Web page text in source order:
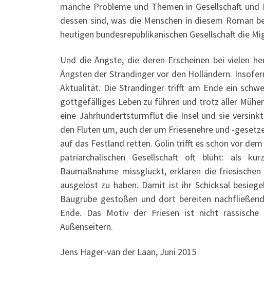
manche Probleme und Themen in Gesellschaft
dessen sind, was die Menschen in diesem Roman
heutigen bundesrepublikanischen Gesellschaft die
Und die Ängste, die deren Erscheinen bei vielen
Ängsten der Strandinger vor den Holländern.
Aktualität. Die Strandinger trifft am Ende ein
gottgefälliges Leben zu führen und trotz aller
eine Jahrhundertsturmflut die Insel und sie
den Fluten um, auch der um Friesenehre und -
auf das Festland retten. Gölin trifft es schon vor
patriarchalischen Gesellschaft oft blüht: als
Baumaßnahme missglückt, erklären die
ausgelöst zu haben. Damit ist ihr Schicksal
Baugrube gestoßen und dort bereiten
Ende. Das Motiv der Friesen ist nicht
Außenseitern.
Jens Hager-van der Laan, Juni 2015